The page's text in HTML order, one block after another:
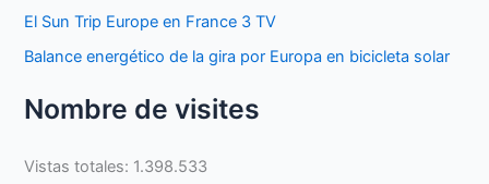
El Sun Trip Europe en France 3 TV
Balance energético de la gira por Europa en bicicleta solar
Nombre de visites
Vistas totales: 1.398.533